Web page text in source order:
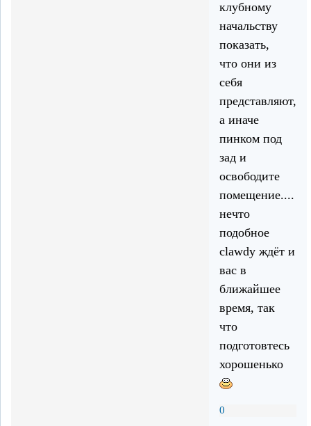
клубному
начальству
показать,
что они из
себя
представляют,
а иначе
пинком под
зад и
освободите
помещение....
нечто
подобное
clawdy ждёт и
вас в
ближайшее
время, так
что
подготовтесь
хорошенько
0